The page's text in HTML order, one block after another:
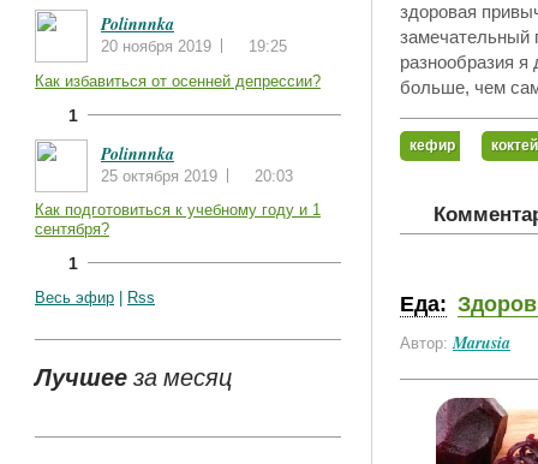
здоровая
замечательный
разнообразия
больше, чем
кефир
Еда:
Автор: Marusia
Polinnnka
20 ноября 2019
19:25
Как избавиться от осенней депрессии?
1
Polinnnka
25 октября 2019
20:03
Как подготовиться к учебному году и 1
сентября?
1
Весь эфир Rss
Лучшееза месяц